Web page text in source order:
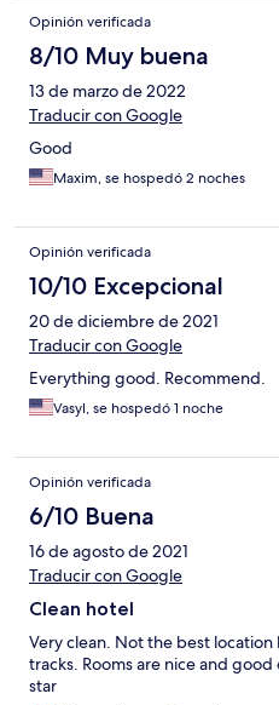
Opinión verificada
8/10 Muy buena
13 de marzo de 2022
Traducir con Google
Good
Maxim, se hospedó 2 noches
Opinión verificada
10/10 Excepcional
20 de diciembre de 2021
Traducir con Google
Everything good. Recommend.
Vasyl, se hospedó 1 noche
Opinión verificada
6/10 Buena
16 de agosto de 2021
Traducir con Google
Clean hotel
Very clean. Not the best
tracks. Rooms are nice and
star